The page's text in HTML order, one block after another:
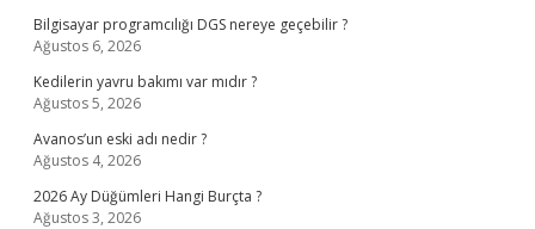
Bilgisayar programcılığı DGS nereye geçebilir ?
Ağustos 6, 2026
Kedilerin yavru bakımı var mıdır ?
Ağustos 5, 2026
Avanos’un eski adı nedir ?
Ağustos 4, 2026
2026 Ay Düğümleri Hangi Burçta ?
Ağustos 3, 2026